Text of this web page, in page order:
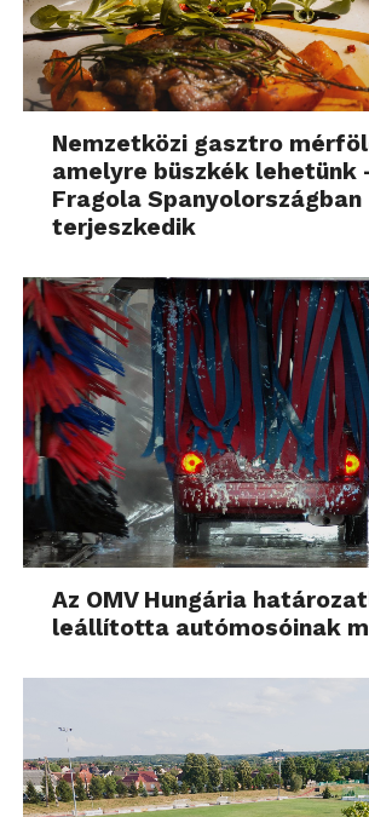
Nemzetközi gasztro
amelyre büszkék lehetünk
Fragola Spanyolországban
terjeszkedik
Az OMV Hungária
leállította autómosóinak